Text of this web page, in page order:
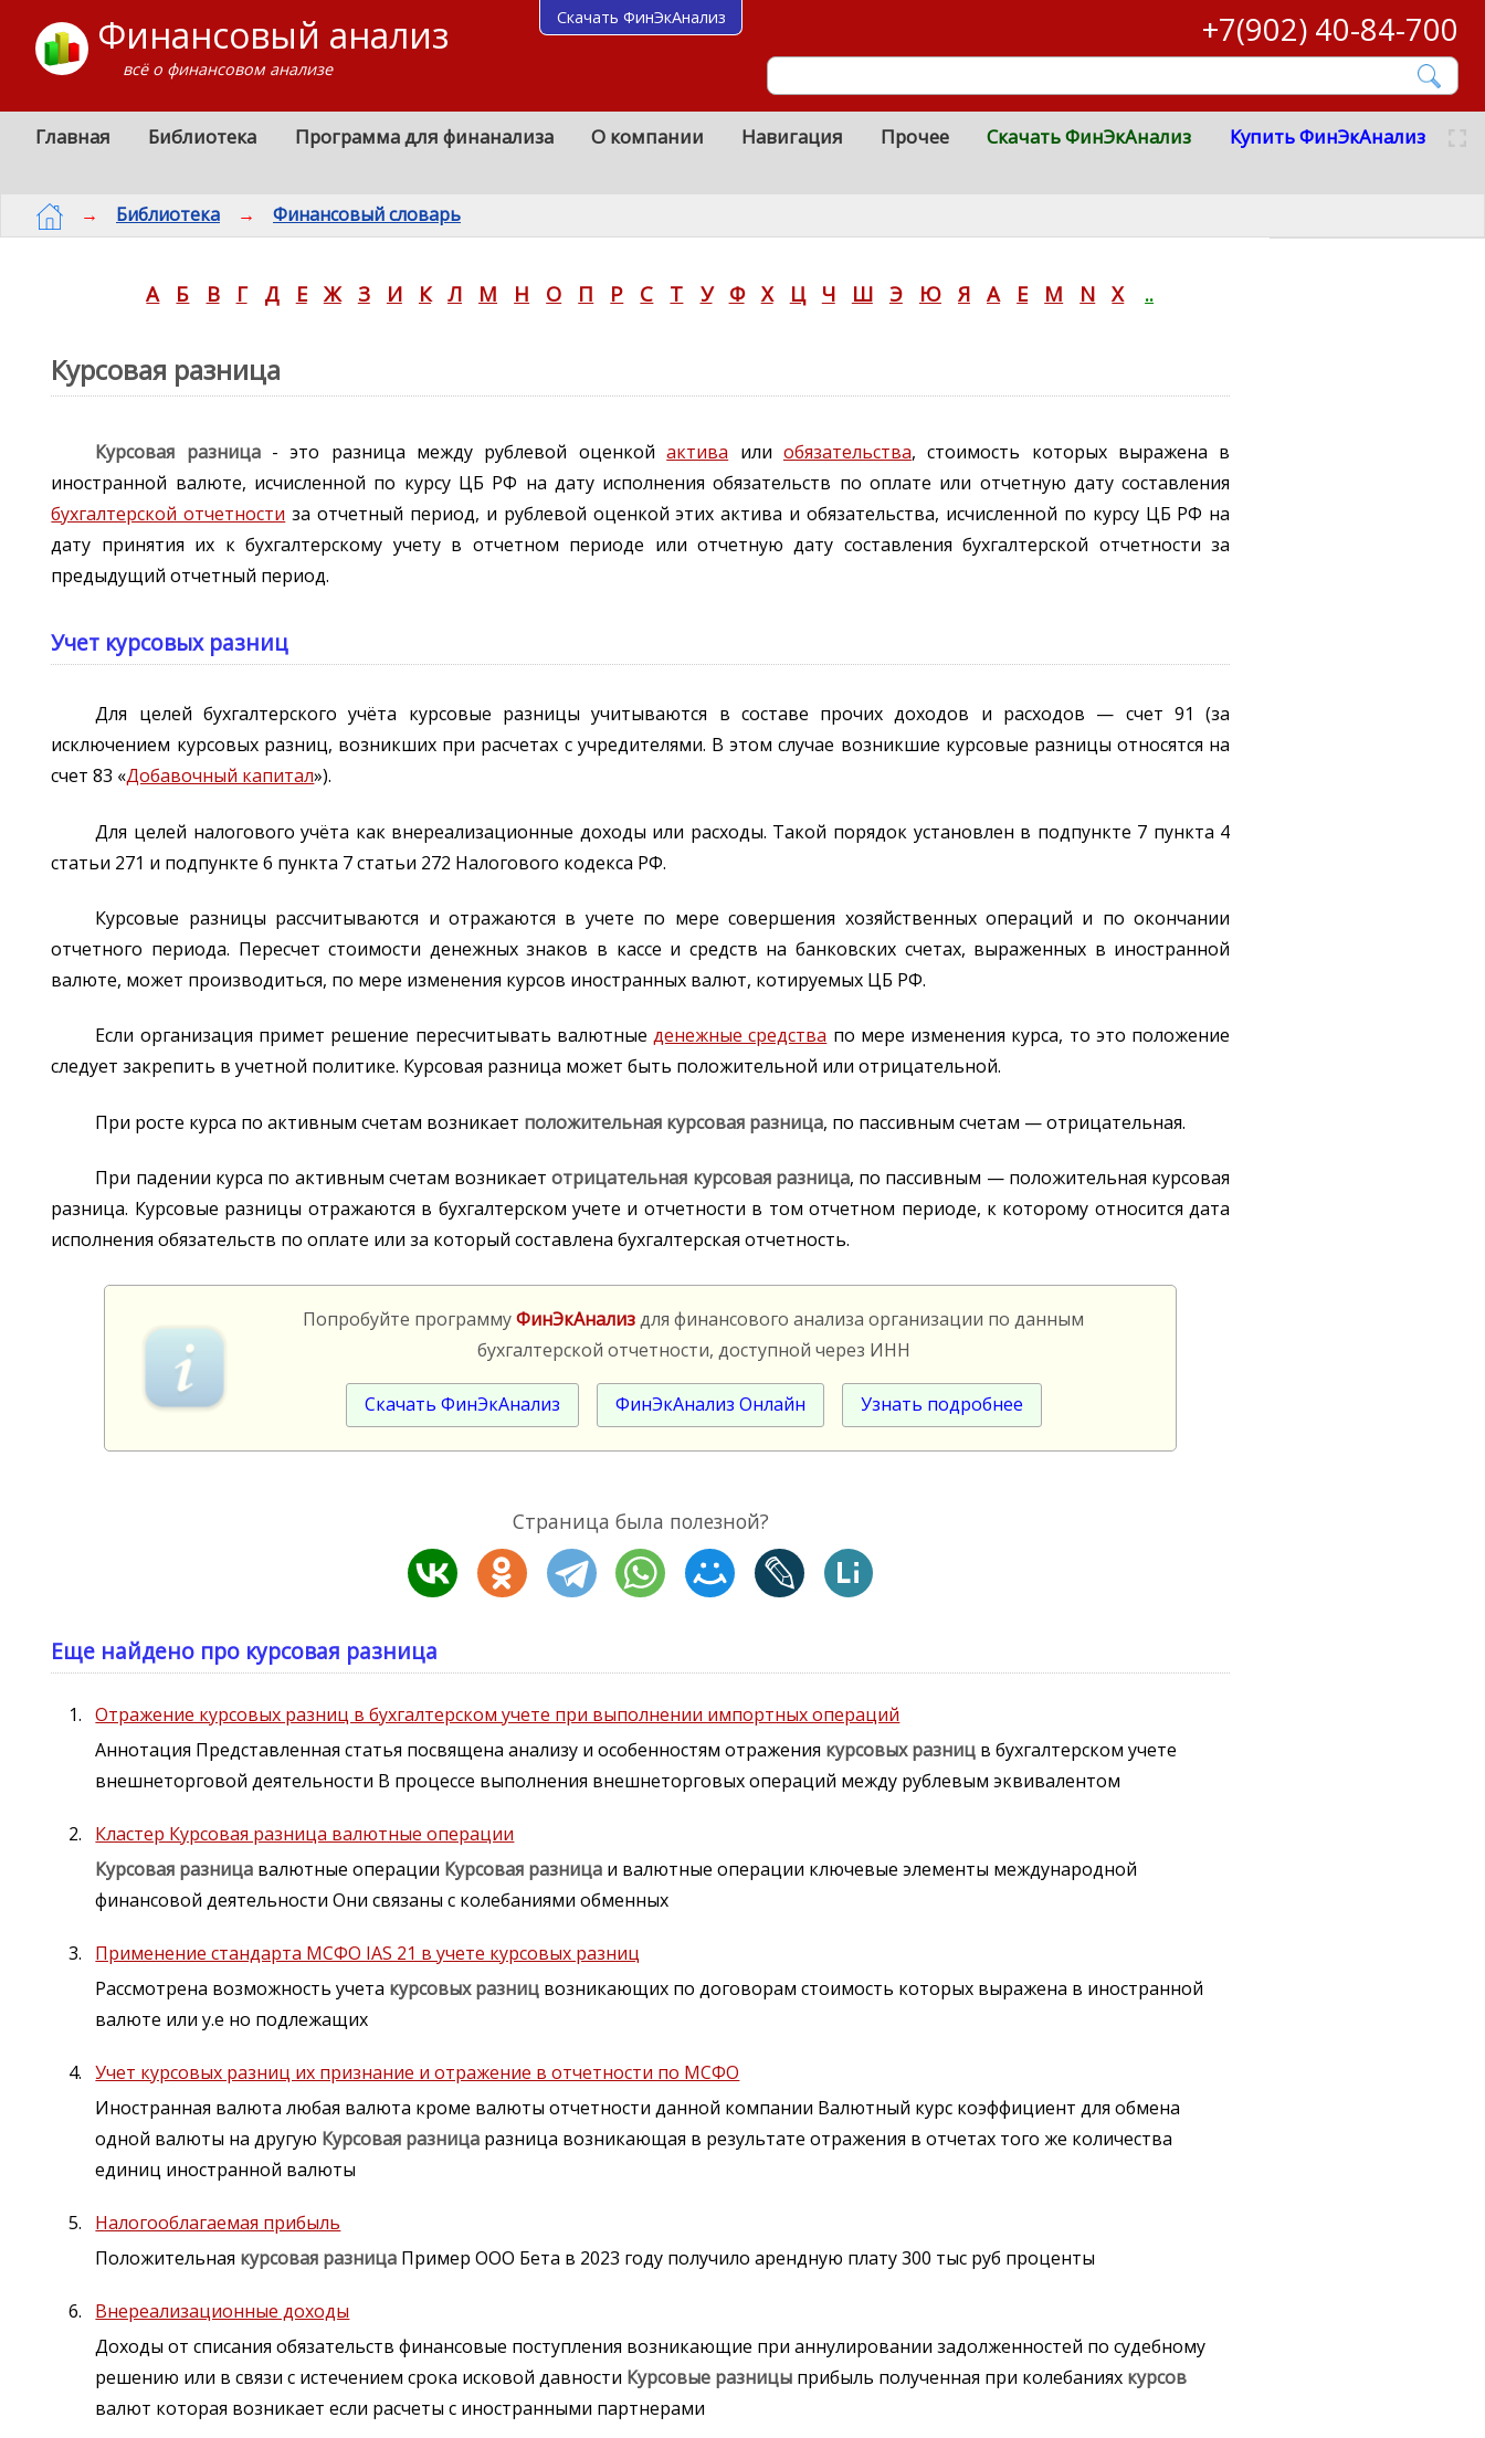
Финансовый анализ
всё о финансовом анализе
+7(902) 40-84-700
Главная Библиотека Программа для финанализа О компании Навигация Прочее Скачать ФинЭкАнализ Купить ФинЭкАнализ
→ Библиотека → Финансовый словарь
А Б В Г Д Е Ж З И К Л М Н О П Р С Т У Ф Х Ц Ч Ш Э Ю Я A E M N X ..
Курсовая разница
Курсовая разница- это разница между рублевой оценкойактива или обязательства, стоимость которых выражена в
иностранной валюте, исчисленной по курсу ЦБ РФ на дату исполнения обязательств по оплате или отчетную дату составления
бухгалтерской отчетности за отчетный период, и рублевой оценкой этих актива и обязательства, исчисленной по курсу ЦБ РФ на
дату принятия их к бухгалтерскому учету в отчетном периоде или отчетную дату составления бухгалтерской отчетности за
предыдущий отчетный период.
Учет курсовых разниц
Для целей бухгалтерского учёта курсовые разницы учитываются в составе прочих доходов и расходов — счет 91 (за
исключением курсовых разниц, возникших при расчетах с учредителями. В этом случае возникшие курсовые разницы относятся на
счет 83 «Добавочный капитал»).
Для целей налогового учёта как внереализационные доходы или расходы. Такой порядок установлен в подпункте 7 пункта 4
статьи 271 и подпункте 6 пункта 7 статьи 272 Налогового кодекса РФ.
Курсовые разницы рассчитываются и отражаются в учете по мере совершения хозяйственных операций и по окончании
отчетного периода. Пересчет стоимости денежных знаков в кассе и средств на банковских счетах, выраженных в иностранной
валюте, может производиться, по мере изменения курсов иностранных валют, котируемых ЦБ РФ.
Если организация примет решение пересчитывать валютныеденежные средства по мере изменения курса, то это положение
следует закрепить в учетной политике. Курсовая разница может быть положительной или отрицательной.
При росте курса по активным счетам возникает положительная курсовая разница, по пассивным счетам — отрицательная.
При падении курса по активным счетам возникаетотрицательная курсовая разница, по пассивным — положительная курсовая
разница. Курсовые разницы отражаются в бухгалтерском учете и отчетности в том отчетном периоде, к которому относится дата
исполнения обязательств по оплате или за который составлена бухгалтерская отчетность.
Попробуйте программуФинЭкАнализдля финансового анализа организации по данным
бухгалтерской отчетности, доступной через ИНН
Скачать ФинЭкАнализ ФинЭкАнализ Онлайн Узнать подробнее
Страница была полезной?
Еще найдено про курсовая разница
Отражение курсовых разниц в бухгалтерском учете при выполнении импортных операций
Аннотация Представленная статья посвящена анализу и особенностям отражения курсовых разниц в бухгалтерском учете
внешнеторговой деятельности В процессе выполнения внешнеторговых операций между рублевым эквивалентом
Кластер Курсовая разница валютные операции
Курсовая разница валютные операции Курсовая разница и валютные операции ключевые элементы международной
финансовой деятельности Они связаны с колебаниями обменных
Применение стандарта МСФО IAS 21 в учете курсовых разниц
Рассмотрена возможность учета курсовых разниц возникающих по договорам стоимость которых выражена в иностранной
валюте или у.е но подлежащих
Учет курсовых разниц их признание и отражение в отчетности по МСФО
Иностранная валюта любая валюта кроме валюты отчетности данной компании Валютный курс коэффициент для обмена
одной валюты на другую Курсовая разница разница возникающая в результате отражения в отчетах того же количества
единиц иностранной валюты
Налогооблагаемая прибыль
Положительная курсовая разница Пример ООО Бета в 2023 году получило арендную плату 300 тыс руб проценты
Внереализационные доходы
Доходы от списания обязательств финансовые поступления возникающие при аннулировании задолженностей по судебному
решению или в связи с истечением срока исковой давности Курсовые разницы прибыль полученная при колебаниях курсов
валют которая возникает если расчеты с иностранными партнерами
Скачать ФинЭкАнализ